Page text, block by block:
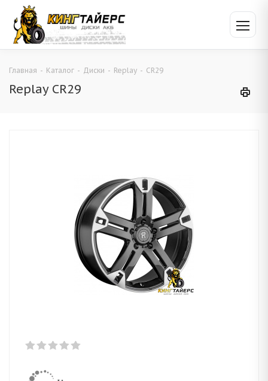
Главная - Каталог - Диски - Replay - CR29
Replay CR29